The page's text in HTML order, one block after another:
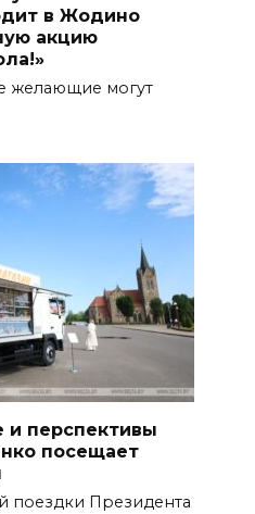
в Жодино
акцию
желающие могут
и перспективы
посещает
поездки Президента